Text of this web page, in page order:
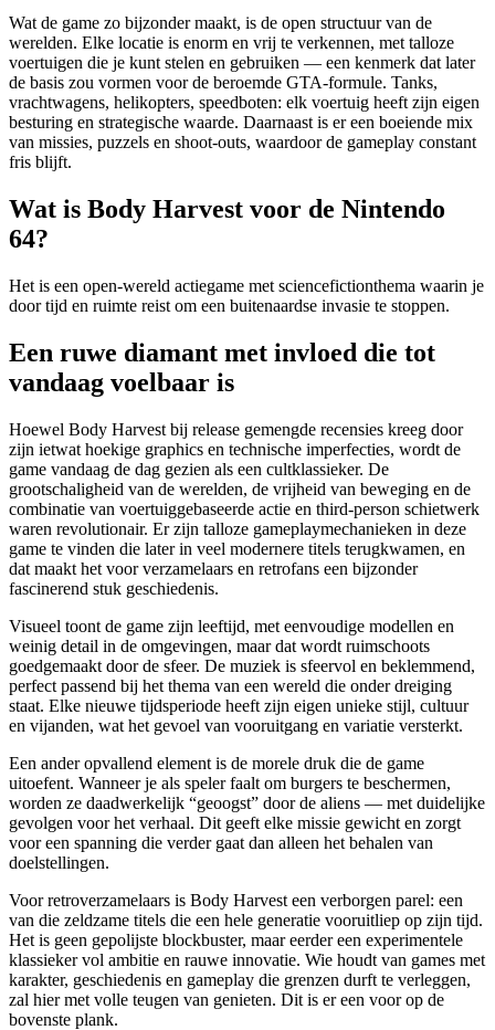
Wat de game zo bijzonder maakt, is de open structuur van de
werelden. Elke locatie is enorm en vrij te verkennen, met talloze
voertuigen die je kunt stelen en gebruiken — een kenmerk dat later
de basis zou vormen voor de beroemde GTA-formule. Tanks,
vrachtwagens, helikopters, speedboten: elk voertuig heeft zijn eigen
besturing en strategische waarde. Daarnaast is er een boeiende mix
van missies, puzzels en shoot-outs, waardoor de gameplay constant
fris blijft.
Wat is Body Harvest voor de Nintendo
64?
Het is een open-wereld actiegame met sciencefictionthema waarin je
door tijd en ruimte reist om een buitenaardse invasie te stoppen.
Een ruwe diamant met invloed die tot
vandaag voelbaar is
Hoewel Body Harvest bij release gemengde recensies kreeg door
zijn ietwat hoekige graphics en technische imperfecties, wordt de
game vandaag de dag gezien als een cultklassieker. De
grootschaligheid van de werelden, de vrijheid van beweging en de
combinatie van voertuiggebaseerde actie en third-person schietwerk
waren revolutionair. Er zijn talloze gameplaymechanieken in deze
game te vinden die later in veel modernere titels terugkwamen, en
dat maakt het voor verzamelaars en retrofans een bijzonder
fascinerend stuk geschiedenis.
Visueel toont de game zijn leeftijd, met eenvoudige modellen en
weinig detail in de omgevingen, maar dat wordt ruimschoots
goedgemaakt door de sfeer. De muziek is sfeervol en beklemmend,
perfect passend bij het thema van een wereld die onder dreiging
staat. Elke nieuwe tijdsperiode heeft zijn eigen unieke stijl, cultuur
en vijanden, wat het gevoel van vooruitgang en variatie versterkt.
Een ander opvallend element is de morele druk die de game
uitoefent. Wanneer je als speler faalt om burgers te beschermen,
worden ze daadwerkelijk “geoogst” door de aliens — met duidelijke
gevolgen voor het verhaal. Dit geeft elke missie gewicht en zorgt
voor een spanning die verder gaat dan alleen het behalen van
doelstellingen.
Voor retroverzamelaars is Body Harvest een verborgen parel: een
van die zeldzame titels die een hele generatie vooruitliep op zijn tijd.
Het is geen gepolijste blockbuster, maar eerder een experimentele
klassieker vol ambitie en rauwe innovatie. Wie houdt van games met
karakter, geschiedenis en gameplay die grenzen durft te verleggen,
zal hier met volle teugen van genieten. Dit is er een voor op de
bovenste plank.